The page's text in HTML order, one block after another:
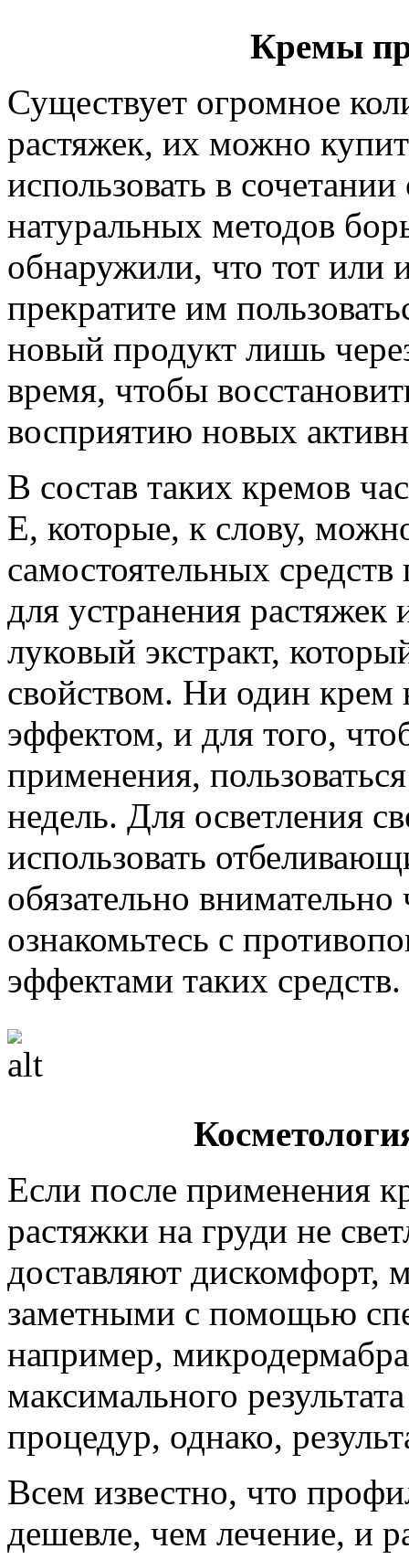
Кремы
Существует огромное
растяжек, их можно
использовать в
натуральных методов
обнаружили, что тот или
прекратите им
новый продукт лишь
время, чтобы
восприятию новых
В состав таких кремов
Е, которые, к слову,
самостоятельных
для устранения растяжек
луковый экстракт,
свойством. Ни один крем
эффектом, и для того,
применения,
недель. Для осветления
использовать
обязательно
ознакомьтесь с
эффектами таких средств.
Если после применения
растяжки на груди не
доставляют дискомфорт,
заметными с помощью
например,
максимального
процедур, однако,
Всем известно, что
дешевле, чем лечение, и